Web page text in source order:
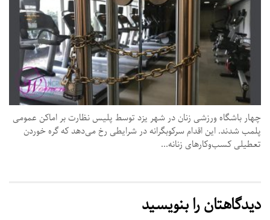
چهار باشگاه ورزشی زنان در شهر یزد توسط پلیس نظارت بر اماکن عمومی
پلمب شدند. این اقدام سرکوبگرانه در شرایطی رخ می‌دهد که گره خوردن
تعطیلی کسب‌وکارهای زنانه...
دیدگاهتان را بنویسید